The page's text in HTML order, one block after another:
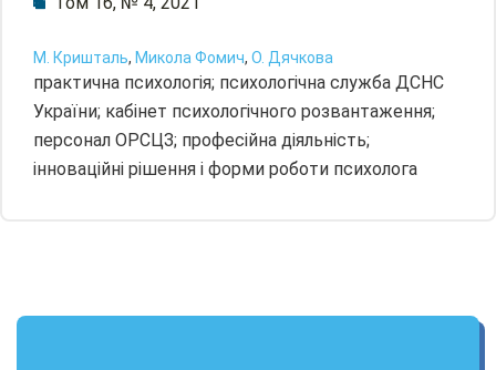
М. Кришталь, Микола Фомич, О. Дячкова
практична психологія; психологічна служба ДСНС
України; кабінет психологічного розвантаження;
персонал ОРСЦЗ; професійна діяльність;
інноваційні рішення і форми роботи психолога